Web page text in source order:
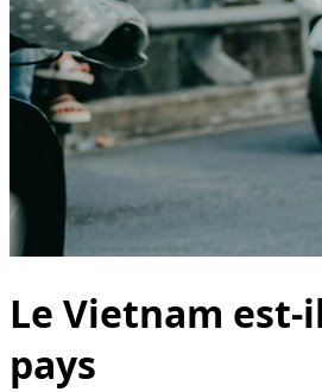
Le Vietnam est-
pays